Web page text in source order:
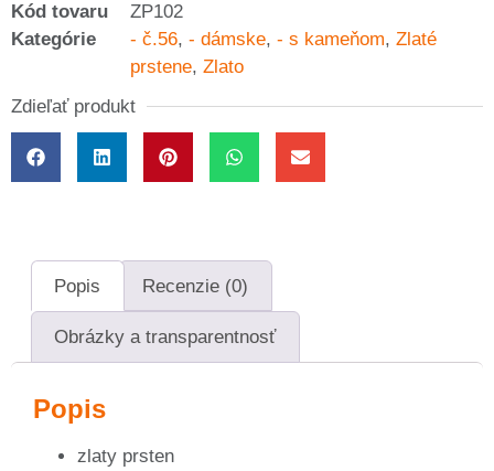
Kód tovaru
ZP102
Kategórie
- č.56, - dámske, - s kameňom, Zlaté
prstene, Zlato
Zdieľať produkt
Popis Recenzie (0)
Obrázky a transparentnosť
Popis
zlaty prsten